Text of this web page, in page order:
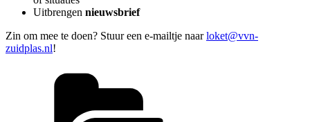
Uitbrengen nieuwsbrief
Zin om mee te doen? Stuur een e-mailtje naarloket@vvn-
zuidplas.nl!